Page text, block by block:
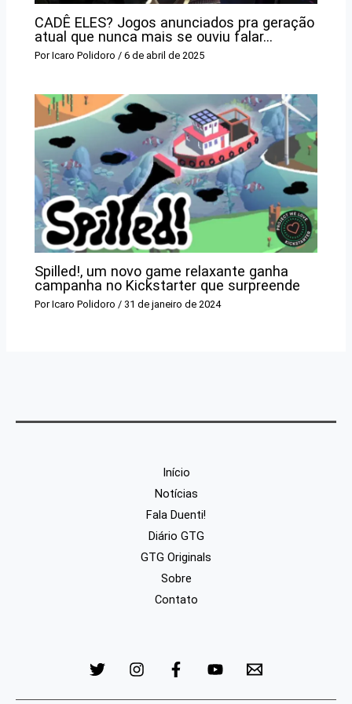
CADÊ ELES? Jogos anunciados pra geração
atual que nunca mais se ouviu falar…
PorIcaro Polidoro/6 de abril de 2025
Spilled!, um novo game relaxante ganha
campanha no Kickstarter que surpreende
PorIcaro Polidoro/ 31 de janeiro de 2024
Início
Notícias
Fala Duenti!
Diário GTG
GTG Originals
Sobre
Contato